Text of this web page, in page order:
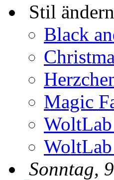
Stil ändern
Black
Magic
Sonntag,